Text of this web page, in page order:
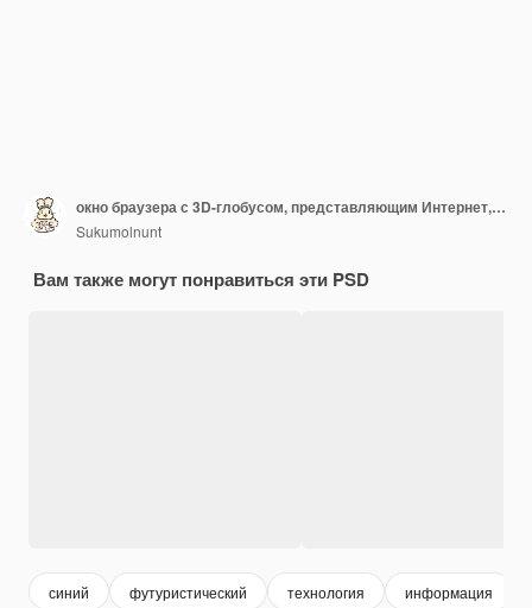
окно браузера с 3D-глобусом, представляющим Интернет, и зеленой стрелкой
Sukumolnunt
Вам также могут понравиться эти PSD
синий футуристический технология информация